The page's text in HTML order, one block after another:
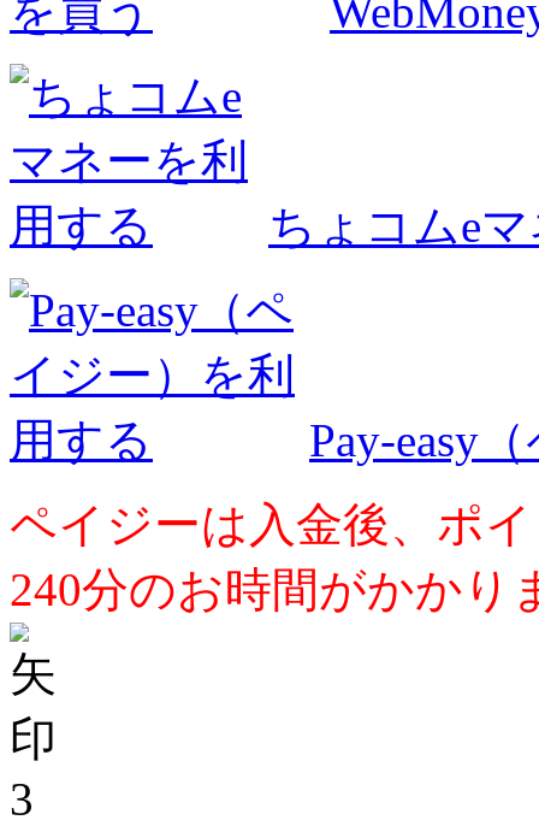
ちょコムe
Pay-easy
ペイジーは入金後、ポ
240分のお時間がかかり
3